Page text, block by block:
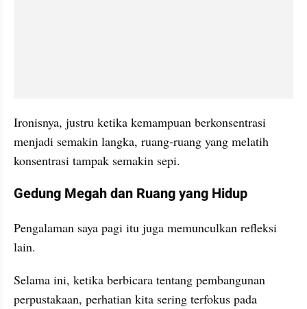
Ironisnya, justru ketika kemampuan berkonsentrasi
menjadi semakin langka, ruang-ruang yang melatih
konsentrasi tampak semakin sepi.
Gedung Megah dan Ruang yang Hidup
Pengalaman saya pagi itu juga memunculkan refleksi
lain.
Selama ini, ketika berbicara tentang pembangunan
perpustakaan, perhatian kita sering terfokus pada